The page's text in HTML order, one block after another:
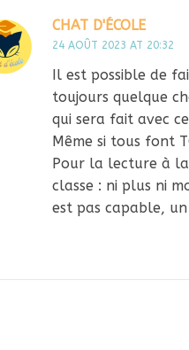
CHAT D'ÉCOLE
24 AOÛT 2023 AT 20:32
Il est possible de
toujours quelque
qui sera fait avec
Même si tous font
Pour la lecture à
classe : ni plus ni
est pas capable, un